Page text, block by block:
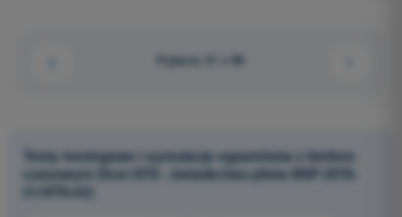
Pytanie 21 z 96
Testy treningowe i symulacje egzaminów z limitem
czasowym Dron STS - świadectwo pilota BSP (STS-